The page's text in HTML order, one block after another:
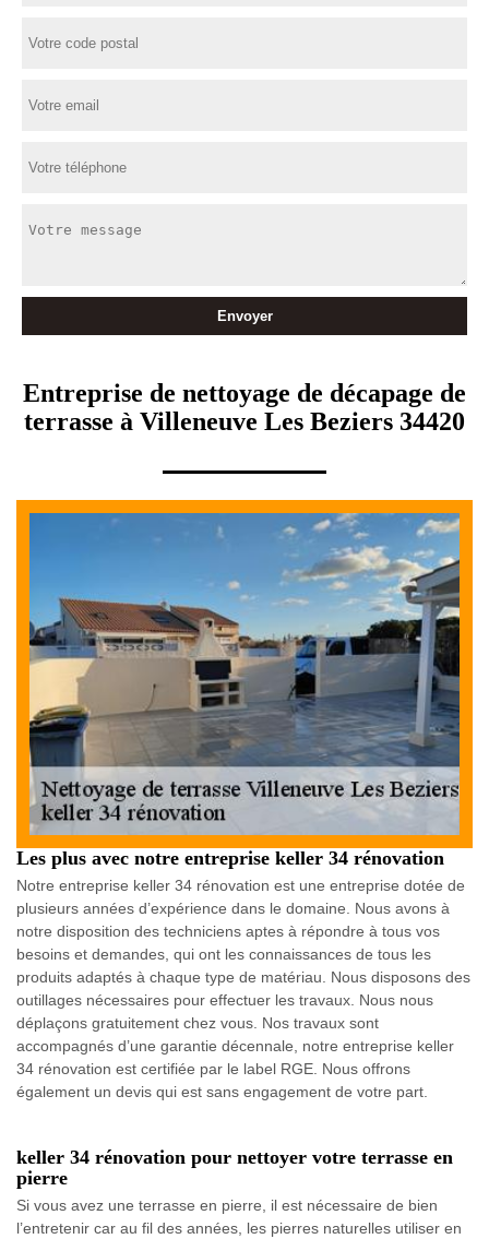
Entreprise de nettoyage de décapage de
terrasse à Villeneuve Les Beziers 34420
Les plus avec notre entreprise keller 34 rénovation
Notre entreprise keller 34 rénovation est une entreprise dotée de
plusieurs années d’expérience dans le domaine. Nous avons à
notre disposition des techniciens aptes à répondre à tous vos
besoins et demandes, qui ont les connaissances de tous les
produits adaptés à chaque type de matériau. Nous disposons des
outillages nécessaires pour effectuer les travaux. Nous nous
déplaçons gratuitement chez vous. Nos travaux sont
accompagnés d’une garantie décennale, notre entreprise keller
34 rénovation est certifiée par le label RGE. Nous offrons
également un devis qui est sans engagement de votre part.
keller 34 rénovation pour nettoyer votre terrasse en
pierre
Si vous avez une terrasse en pierre, il est nécessaire de bien
l’entretenir car au fil des années, les pierres naturelles utiliser en